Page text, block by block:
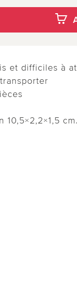
et difficiles à
10,5×2,2×1,5 cm.